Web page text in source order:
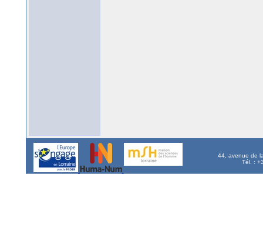
44, avenue de
Tél. :